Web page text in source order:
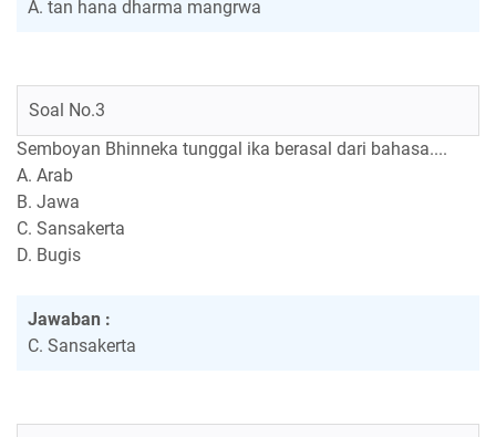
A. tan hana dharma mangrwa
Soal No.3
Semboyan Bhinneka tunggal ika berasal dari bahasa....
A. Arab
B. Jawa
C. Sansakerta
D. Bugis
Jawaban :
C. Sansakerta